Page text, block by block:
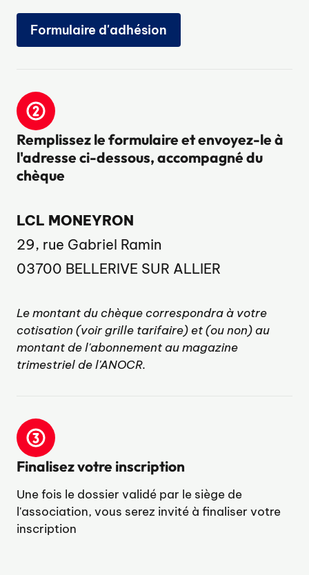
Formulaire d'adhésion
Remplissez le formulaire et envoyez-le à
l'adresse ci-dessous, accompagné du
chèque
LCL MONEYRON
29, rue Gabriel Ramin
03700 BELLERIVE SUR ALLIER
Le montant du chèque correspondra à votre
cotisation (voir grille tarifaire) et (ou non) au
montant de l'abonnement au magazine
trimestriel de l'ANOCR.
Finalisez votre inscription
Une fois le dossier validé par le siège de
l'association, vous serez invité à finaliser votre
inscription